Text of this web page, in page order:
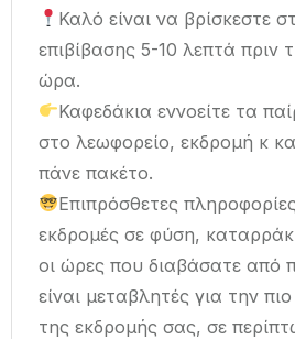
Καλό είναι να βρίσκεστε
επιβίβασης 5-10 λεπτά πριν
ώρα.
Καφεδάκια εννοείτε τα
στο λεωφορείο, εκδρομή κ
πάνε πακέτο.
Επιπρόσθετες
εκδρομές σε φύση,
οι ώρες που διαβάσατε από
είναι μεταβλητές για την
της εκδρομής σας, σε